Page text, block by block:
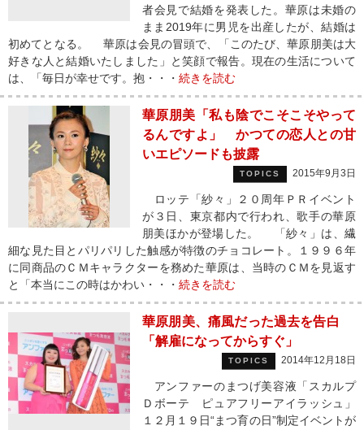
者会見で結婚を発表した。華原は未婚の
まま2019年に男児を出産したが、結婚は
初めてとなる。 華原は会見の冒頭で、「このたび、華原朋美は大
好きな人と結婚いたしました」と笑顔で報告。現在の生活について
は、「毎日が幸せです。抱・・・ 続きを読む
華原朋美「私も陰でこそこそやって
るんですよ」 かつての恋人との甘
いエピソードも披露
TOPICS 2015年9月3日
ロッテ「紗々」２０周年ＰＲイベント
が３日、東京都内で行われ、歌手の華原
朋美ほかが登場した。 「紗々」は、繊
細な見た目とパリパリした触感が特徴のチョコレート。１９９６年
に同商品のＣＭキャラクターを務めた華原は、当時のＣＭを見返す
と「本当にこの時はかわい・・・ 続きを読む
華原朋美、痛風だった過去を告白
「解雇になってからすぐ」
TOPICS 2014年12月18日
アンファーのまつげ美容液「スカルプ
Ｄボーテ ピュアフリーアイラッシュ」
１２月１９日“まつ育の日”制定イベントが